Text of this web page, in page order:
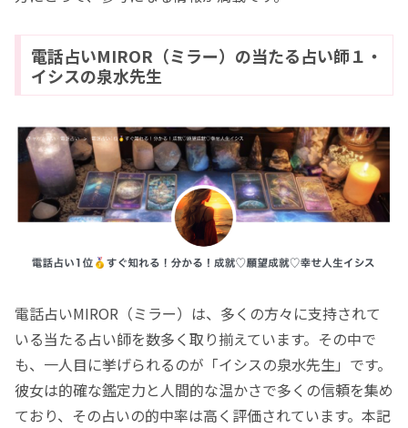
電話占いMIROR（ミラー）の当たる占い師１・
イシスの泉水先生
電話占いMIROR（ミラー）は、多くの方々に支持されて
いる当たる占い師を数多く取り揃えています。その中で
も、一人目に挙げられるのが「イシスの泉水先生」です。
彼女は的確な鑑定力と人間的な温かさで多くの信頼を集め
ており、その占いの的中率は高く評価されています。本記